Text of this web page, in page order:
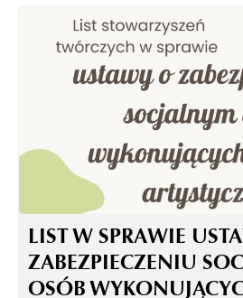
LIST W SPRAWIE
ZABEZPIECZENIU
OSÓB